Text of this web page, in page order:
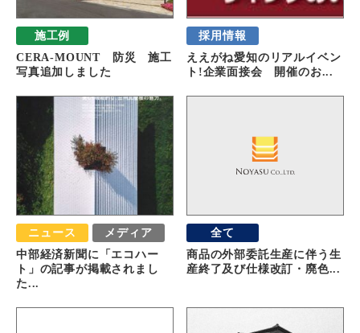
施工例
CERA-MOUNT 防災 施工
写真追加しました
採用情報
ええがね愛知のリアルイベン
ト!企業面接会 開催のお...
ニュース メディア
中部経済新聞に「エコハー
ト」の記事が掲載されまし
た...
全て
商品の外部委託生産に伴う生
産終了及び仕様改訂・廃色...